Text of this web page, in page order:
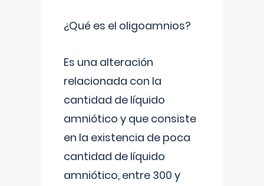
¿Qué es el oligoamnios?
Es una alteración
relacionada con la
cantidad de líquido
amniótico y que consiste
en la existencia de poca
cantidad de líquido
amniótico, entre 300 y